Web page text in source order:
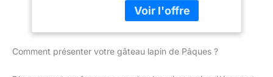
home and garden 2019,
valeur de la marque en
magasin (rsp), données
chromé pour une longue
toutes les parties du
Comment présenter votre gâteau lapin de Pâques ?